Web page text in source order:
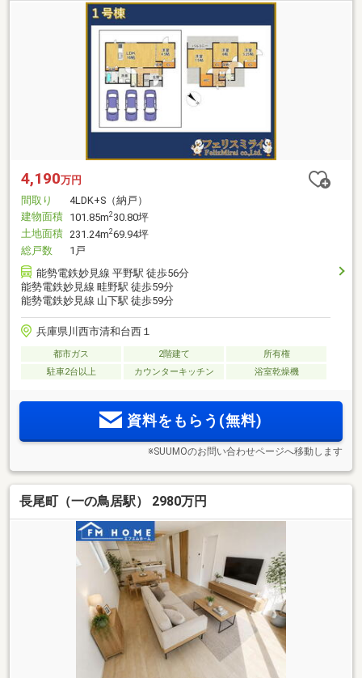
4,190万円
間取り
4LDK+S（納戸）
建物面積 101.85m230.80坪
土地面積 231.24m269.94坪
総戸数
1戸
能勢電鉄妙見線 平野駅 徒歩56分
能勢電鉄妙見線 畦野駅 徒歩59分
能勢電鉄妙見線 山下駅 徒歩59分
兵庫県川西市清和台西１
都市ガス 2階建て
所有権
駐車2台以上
カウンターキッチン 浴室乾燥機
資料をもらう(無料)
※SUUMOのお問い合わせページへ移動します
長尾町（一の鳥居駅） 2980万円